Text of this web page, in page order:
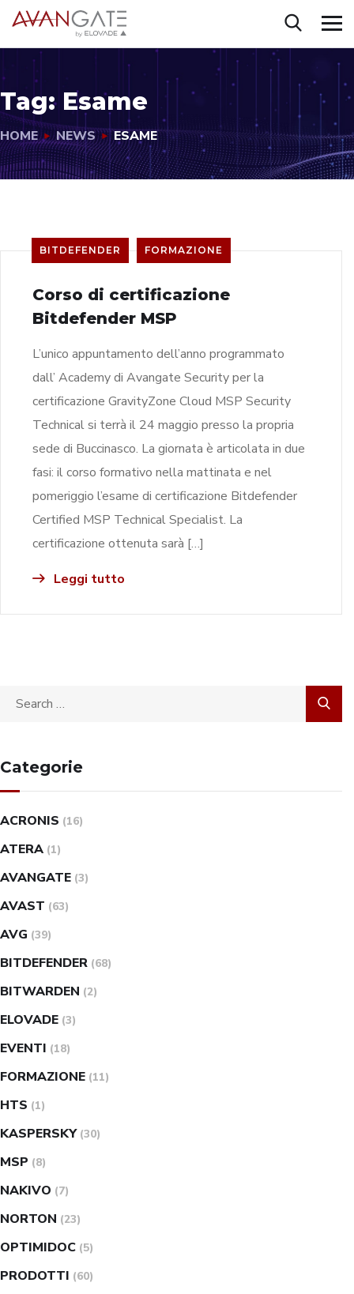
Tag: Esame
HOME NEWS ESAME
BITDEFENDER FORMAZIONE
Corso di certificazione
Bitdefender MSP
L’unico appuntamento dell’anno programmato
dall’ Academy di Avangate Security per la
certificazione GravityZone Cloud MSP Security
Technical si terrà il 24 maggio presso la propria
sede di Buccinasco. La giornata è articolata in due
fasi: il corso formativo nella mattinata e nel
pomeriggio l’esame di certificazione Bitdefender
Certified MSP Technical Specialist. La
certificazione ottenuta sarà […]
Leggi tutto
Categorie
ACRONIS (16)
ATERA (1)
AVANGATE (3)
AVAST (63)
AVG (39)
BITDEFENDER (68)
BITWARDEN (2)
ELOVADE (3)
EVENTI (18)
FORMAZIONE (11)
HTS (1)
KASPERSKY (30)
MSP (8)
NAKIVO (7)
NORTON (23)
OPTIMIDOC (5)
PRODOTTI (60)